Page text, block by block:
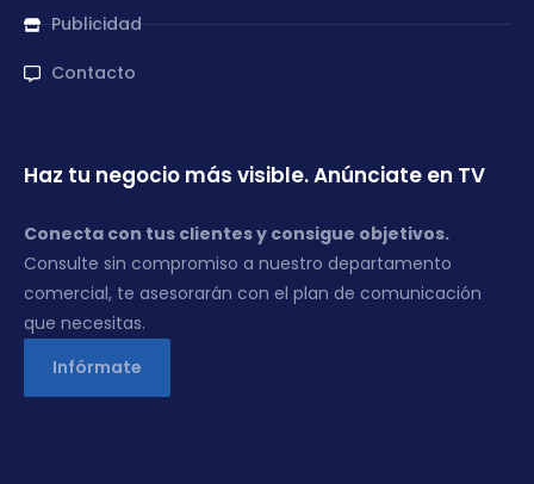
Publicidad
Contacto
Haz tu negocio más visible. Anúnciate en TV
Conecta con tus clientes y consigue objetivos.
Consulte sin compromiso a nuestro departamento
comercial, te asesorarán con el plan de comunicación
que necesitas.
Infórmate